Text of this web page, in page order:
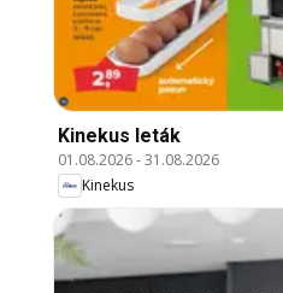
Kinekus leták
01.08.2026-31.08.2026
Kinekus